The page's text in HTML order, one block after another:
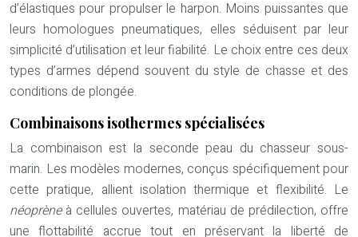
d’élastiques pour propulser le harpon. Moins puissantes que
leurs homologues pneumatiques, elles séduisent par leur
simplicité d’utilisation et leur fiabilité. Le choix entre ces deux
types d’armes dépend souvent du style de chasse et des
conditions de plongée.
Combinaisons isothermes spécialisées
La combinaison est la seconde peau du chasseur sous-
marin. Les modèles modernes, conçus spécifiquement pour
cette pratique, allient isolation thermique et flexibilité. Le
néoprène à cellules ouvertes, matériau de prédilection, offre
une flottabilité accrue tout en préservant la liberté de